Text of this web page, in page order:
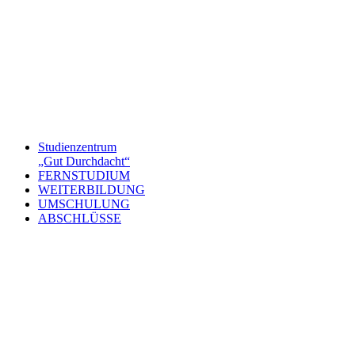
Studienzentrum
„Gut Durchdacht“
FERNSTUDIUM
WEITERBILDUNG
UMSCHULUNG
ABSCHLÜSSE